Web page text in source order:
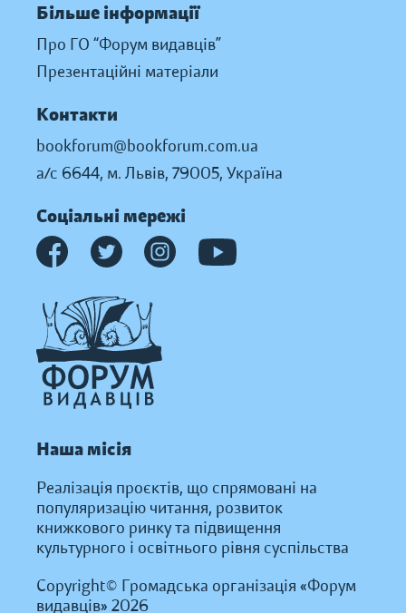
Більше інформації
Про ГО “Форум видавців”
Презентаційні матеріали
Контакти
bookforum@bookforum.com.ua
а/с 6644, м. Львів, 79005, Україна
Соціальні мережі
Наша місія
Реалізація проєктів, що спрямовані на
популяризацію читання, розвиток
книжкового ринку та підвищення
культурного і освітнього рівня суспільства
Copyright© Громадська організація «Форум
видавців» 2026